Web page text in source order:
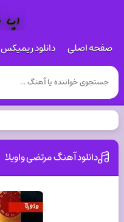
صفحه اصلی دانلود ریمیکس
دانلود آهنگ مرتضی واویلا